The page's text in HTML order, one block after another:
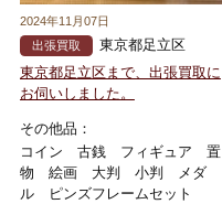
2024年11月07日
出張買取
東京都足立区
東京都足立区まで、出張買取に
お伺いしました。
その他品：
コイン 古銭 フィギュア 置
物 絵画 大判 小判 メダ
ル ピンズフレームセット